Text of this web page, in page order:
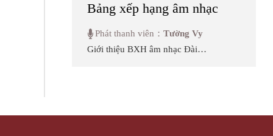
Bảng xếp hạng âm nhạc
Phát thanh viên：Tường Vy
Giới thiệu BXH âm nhạc Đài